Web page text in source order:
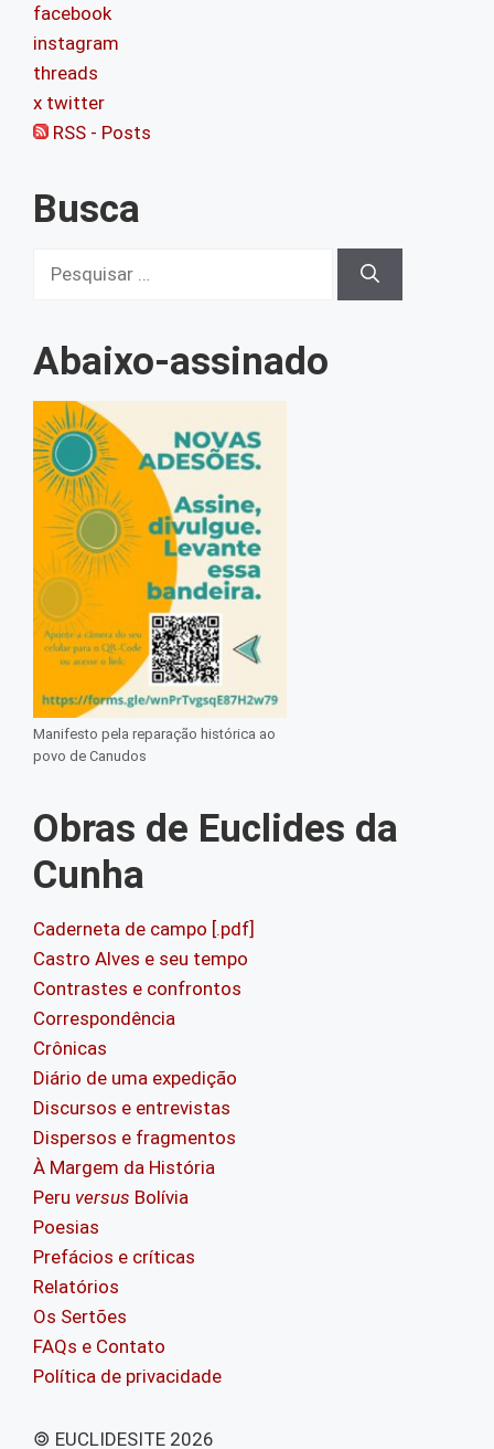
facebook
instagram
threads
x twitter
RSS - Posts
Busca
Abaixo-assinado
Manifesto pela reparação histórica ao
povo de Canudos
Obras de Euclides da
Cunha
Caderneta de campo [.pdf]
Castro Alves e seu tempo
Contrastes e confrontos
Correspondência
Crônicas
Diário de uma expedição
Discursos e entrevistas
Dispersos e fragmentos
À Margem da História
Peru versus Bolívia
Poesias
Prefácios e críticas
Relatórios
Os Sertões
FAQs e Contato
Política de privacidade
🄯 EUCLIDESITE 2026